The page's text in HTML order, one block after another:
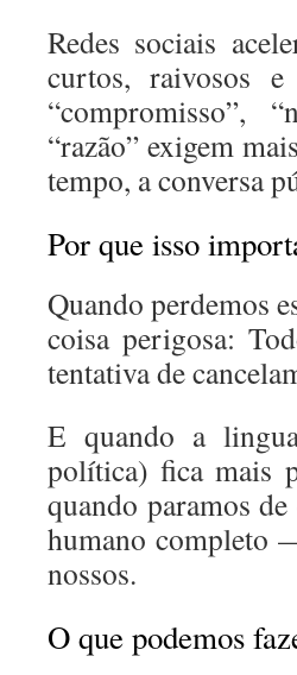
Redes sociais
curtos, raivosos
“compromisso”,
“razão” exigem
tempo, a conversa
Por que isso
Quando perdemos
coisa perigosa:
tentativa de
E quando a
política) fica mais
quando paramos
humano completo
nossos.
O que podemos